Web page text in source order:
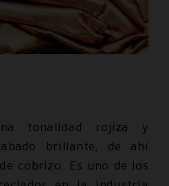
tonalidad rojiza y
brillante, de ahí
cobrizo. Es uno de los